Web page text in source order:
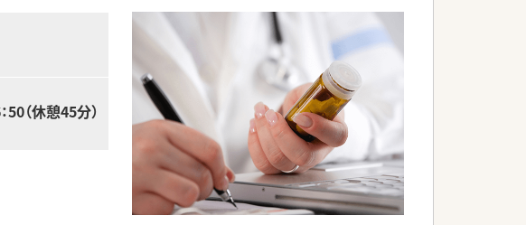
接感じられる場面が多くあります。
としての実感を強く持てます。
てられる点が大きな魅力です。
（休憩45分）